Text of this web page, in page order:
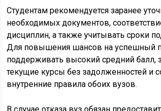
Студентам рекомендуется заранее
необходимых документов,
дисциплин, а также учитывать сроки
Для повышения шансов на успешный
поддерживать высокий средний балл,
текущие курсы без задолженностей и
внутренние правила обоих вузов.